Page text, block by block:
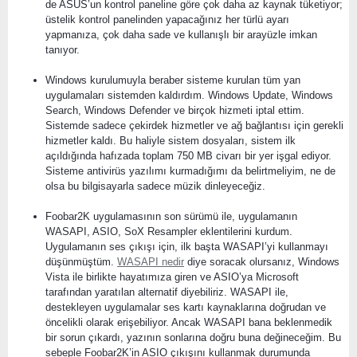
de ASUS’un kontrol paneline göre çok daha az kaynak tüketiyor;
üstelik kontrol panelinden yapacağınız her türlü ayarı
yapmanıza, çok daha sade ve kullanışlı bir arayüzle imkan
tanıyor.
Windows kurulumuyla beraber sisteme kurulan tüm yan
uygulamaları sistemden kaldırdım. Windows Update, Windows
Search, Windows Defender ve birçok hizmeti iptal ettim.
Sistemde sadece çekirdek hizmetler ve ağ bağlantısı için gerekli
hizmetler kaldı. Bu haliyle sistem dosyaları, sistem ilk
açıldığında hafızada toplam 750 MB civarı bir yer işgal ediyor.
Sisteme antivirüs yazılımı kurmadığımı da belirtmeliyim, ne de
olsa bu bilgisayarla sadece müzik dinleyeceğiz.
Foobar2K uygulamasının son sürümü ile, uygulamanın
WASAPI, ASIO, SoX Resampler eklentilerini kurdum.
Uygulamanın ses çıkışı için, ilk başta WASAPI’yi kullanmayı
düşünmüştüm. WASAPI nedir diye soracak olursanız, Windows
Vista ile birlikte hayatımıza giren ve ASIO’ya Microsoft
tarafından yaratılan alternatif diyebiliriz. WASAPI ile,
destekleyen uygulamalar ses kartı kaynaklarına doğrudan ve
öncelikli olarak erişebiliyor. Ancak WASAPI bana beklenmedik
bir sorun çıkardı, yazının sonlarına doğru buna değineceğim. Bu
sebeple Foobar2K’in ASIO çıkışını kullanmak durumunda